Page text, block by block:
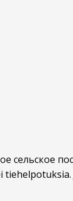
сельское